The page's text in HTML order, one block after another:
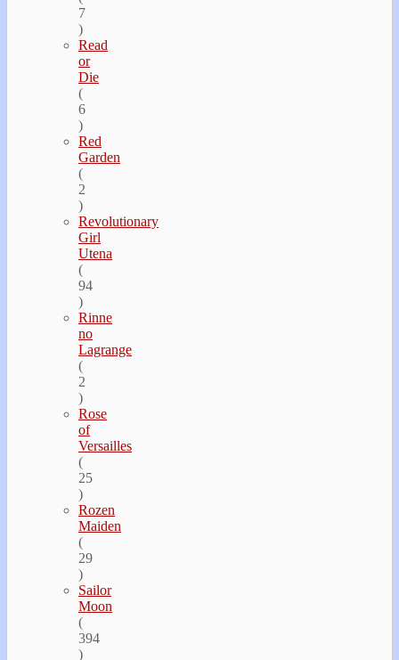
7
)
Read
or
Die
(
6
)
Red
Garden
(
2
)
Revolutionary
Girl
Utena
(
94
)
Rinne
no
Lagrange
(
2
)
Rose
of
Versailles
(
25
)
Rozen
Maiden
(
29
)
Sailor
Moon
(
394
)